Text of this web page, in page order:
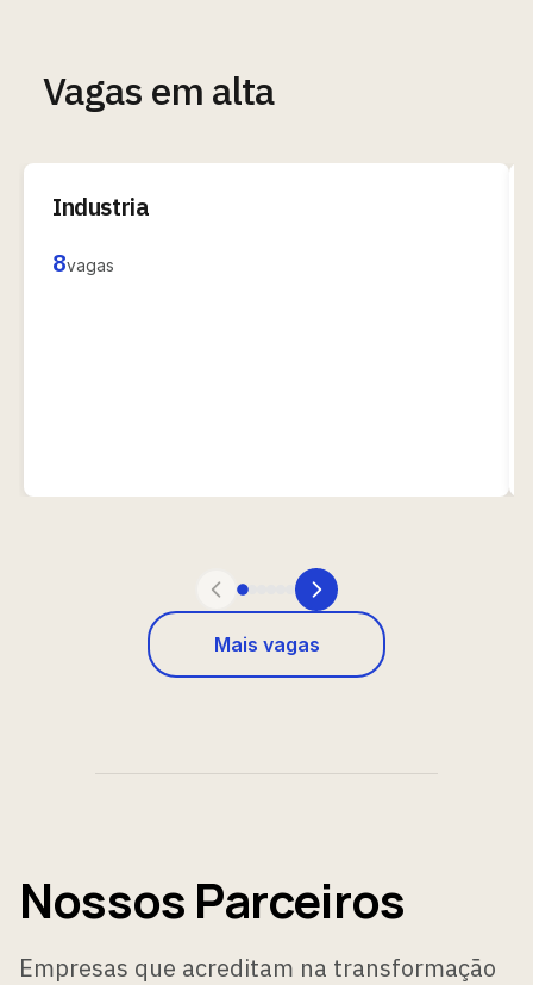
Vagas em alta
Industria
8vagas
Mais vagas
Nossos Parceiros
Empresas que acreditam na transformação